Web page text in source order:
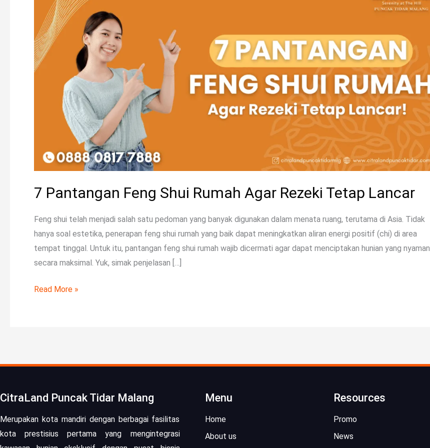
7 Pantangan Feng Shui Rumah Agar Rezeki Tetap Lancar
Feng shui telah menjadi salah satu pedoman yang banyak digunakan dalam menata ruang, terutama di Asia. Tidak
hanya soal estetika, penerapan feng shui rumah yang baik dapat meningkatkan aliran energi positif (chi) di area
tempat tinggal. Untuk itu, pantangan feng shui rumah wajib dicermati agar dapat menciptakan hunian yang nyaman
secara maksimal. Yuk, simak penjelasan […]
Shui
Rumah
Agar
Rezeki
Tetap
Read More »
CitraLand Puncak Tidar Malang
Merupakan kota mandiri dengan berbagai fasilitas
kota prestisius pertama yang mengintegrasi
Menu
Home
About us
Resources
Promo
News